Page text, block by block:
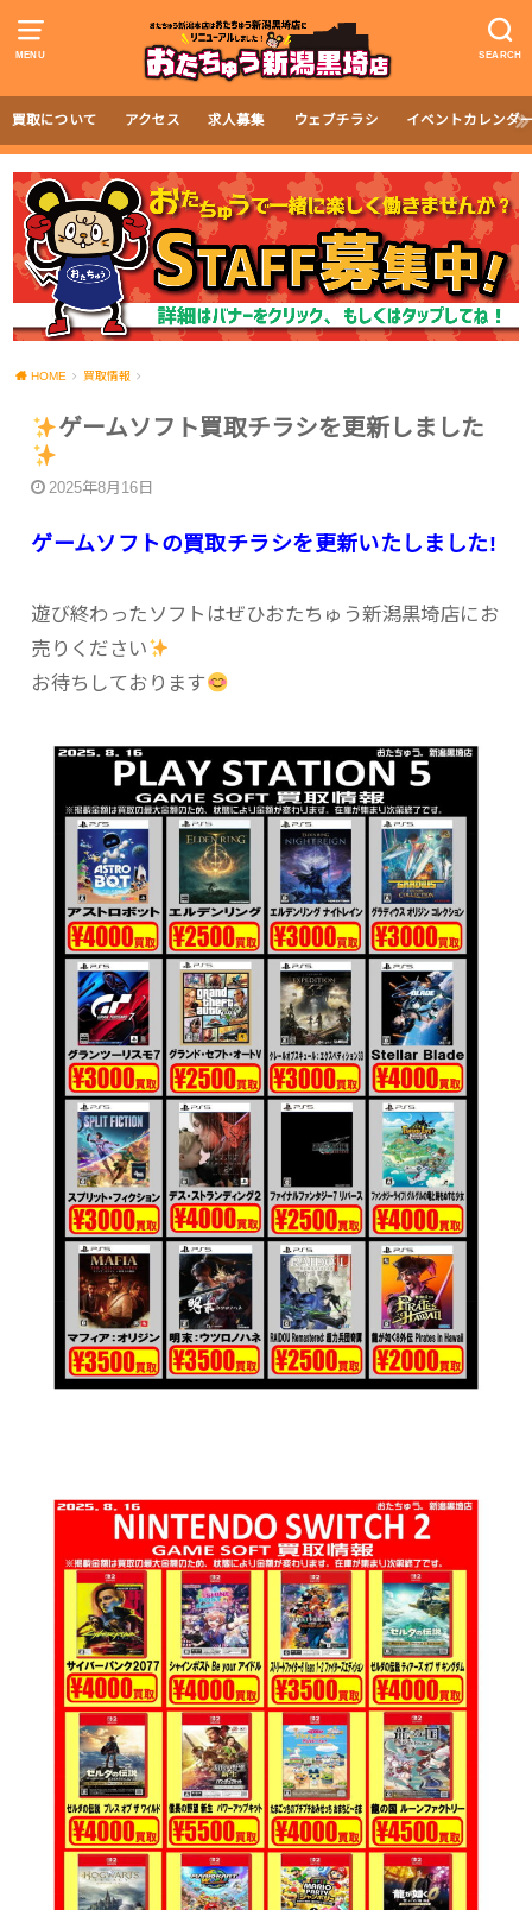
MENU SEARCH
買取について アクセス 求人募集 ウェブチラシ イベントカレンダ
HOME 買取情報
ゲームソフト買取チラシを更新しました
2025年8月16日
ゲームソフトの買取チラシを更新いたしました!
遊び終わったソフトはぜひおたちゅう新潟黒埼店にお
売りください
お待ちしております